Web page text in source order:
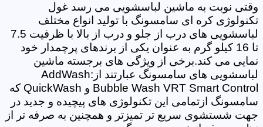
وقتی نوبت به ماشین لباسشویی می رسد غول
تکنولوژی کره ای سامسونگ با تولید انواع مختلف
لباسشویی های درب از جلو و درب از بالا با ظرفیت 7.5
تا 16 کیلو گرم به عنوان یکی از برندهای پرچمدار خود
نمایی می کند.برخی از ویژگی های برجسته ماشین
لباسشویی های سامسونگ عبارتند از:AddWash
Bubble Wash VRT Smart Control و QuickWash که
سامسونگ ازتمامی این تکنولوژی های پیچیده و جدید در
جهت شستشوی سریع تر تمیزتر و همچنین به صرفه تر از